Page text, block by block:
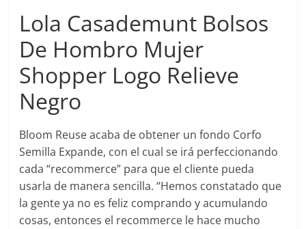
Lola Casademunt Bolsos
De Hombro Mujer
Shopper Logo Relieve
Negro
Bloom Reuse acaba de obtener un fondo Corfo
Semilla Expande, con el cual se irá perfeccionando
cada “recommerce” para que el cliente pueda
usarla de manera sencilla. “Hemos constatado que
la gente ya no es feliz comprando y acumulando
cosas, entonces el recommerce le hace mucho